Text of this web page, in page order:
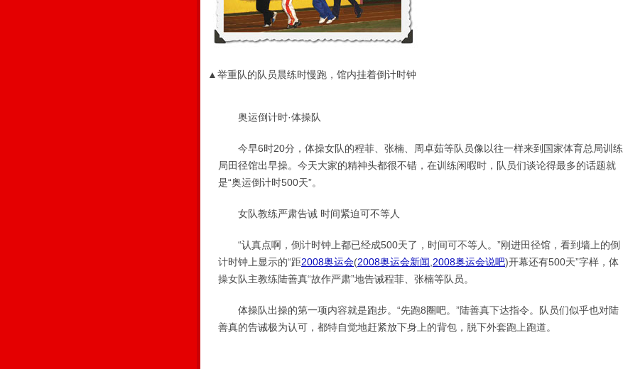
▲举重队的队员晨练时慢跑，馆内挂着倒计时钟
奥运倒计时·体操队
今早6时20分，体操女队的程菲、张楠、周卓茹等队员像以往一样来到国家体育总局训练
局田径馆出早操。今天大家的精神头都很不错，在训练闲暇时，队员们谈论得最多的话题就
是“奥运倒计时500天”。
女队教练严肃告诫 时间紧迫可不等人
“认真点啊，倒计时钟上都已经成500天了，时间可不等人。”刚进田径馆，看到墙上的倒
计时钟上显示的“距2008奥运会(2008奥运会新闻 2008奥运会说吧)开幕还有500天”字样，体
操女队主教练陆善真“故作严肃”地告诫程菲、张楠等队员。
体操队出操的第一项内容就是跑步。“先跑8圈吧。”陆善真下达指令。队员们似乎也对陆
善真的告诫极为认可，都特自觉地赶紧放下身上的背包，脱下外套跑上跑道。